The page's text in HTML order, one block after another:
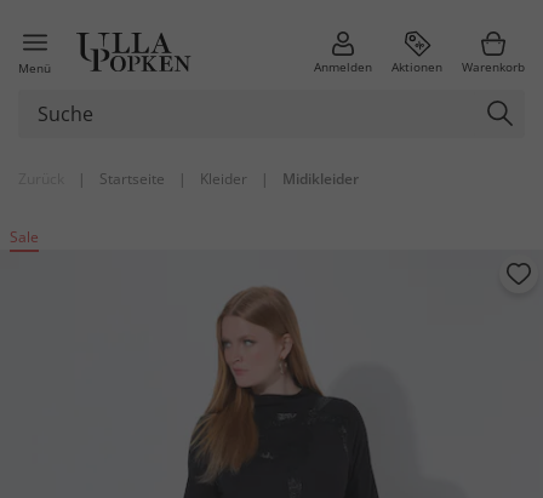
Menü Anmelden Aktionen Warenkorb
| Startseite | Kleider | Midikleider
Sale